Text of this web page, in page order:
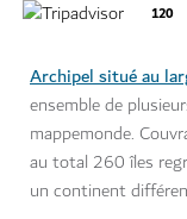
120
Archipel situé au
ensemble de
mappemonde.
au total 260 îles
un continent